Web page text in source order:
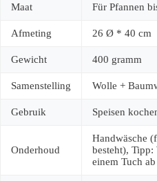
Maat Für Pfannen
Afmeting 26 Ø * 40 cm
Gewicht 400 gramm
Samenstelling Wolle +
Gebruik Speisen
Onderhoud
Handwäsche
besteht), Tipp:
einem Tuch ab